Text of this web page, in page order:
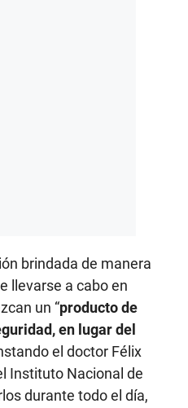
brindada de manera
llevarse a cabo en
un “producto de
en lugar del
el doctor Félix
Instituto Nacional de
durante todo el día,